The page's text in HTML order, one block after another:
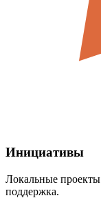
Инициативы
Локальные
поддержка.